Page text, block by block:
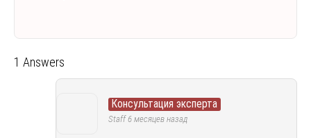
1 Answers
Консультация эксперта
Staff6 месяцев назад